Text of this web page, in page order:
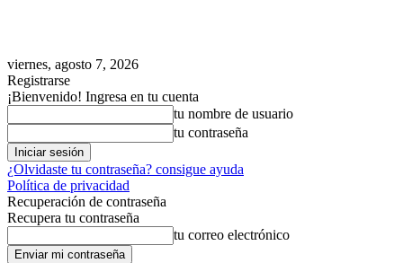
viernes, agosto 7, 2026
Registrarse
¡Bienvenido! Ingresa en tu cuenta
tu nombre de usuario
tu contraseña
¿Olvidaste tu contraseña? consigue ayuda
Política de privacidad
Recuperación de contraseña
Recupera tu contraseña
tu correo electrónico